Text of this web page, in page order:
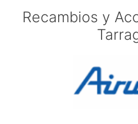
Recambios y